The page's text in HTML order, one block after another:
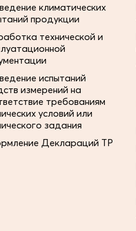
климатических
продукции
технической и
испытаний
измерений на
требованиям
условий или
задания
Деклараций ТР